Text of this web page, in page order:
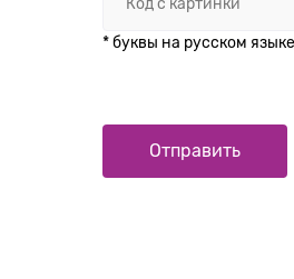
* буквы на русском языке